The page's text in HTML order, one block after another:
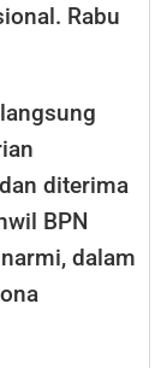
Rabu
diterima
BPN
dalam